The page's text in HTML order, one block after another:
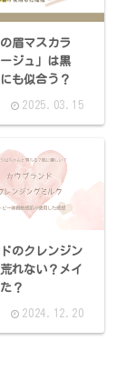
眉マスカラ
ージュ」は黒
も似合う？
2025.03.15
のクレンジン
れない？メイ
？
2024.12.20